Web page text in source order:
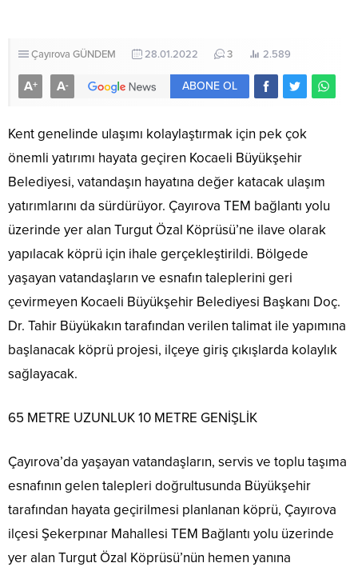
Çayırova GÜNDEM 28.01.2022 3 2.589
A+ A- ABONE OL
Kent genelinde ulaşımı kolaylaştırmak için pek çok
önemli yatırımı hayata geçiren Kocaeli Büyükşehir
Belediyesi, vatandaşın hayatına değer katacak ulaşım
yatırımlarını da sürdürüyor. Çayırova TEM bağlantı yolu
üzerinde yer alan Turgut Özal Köprüsü’ne ilave olarak
yapılacak köprü için ihale gerçekleştirildi. Bölgede
yaşayan vatandaşların ve esnafın taleplerini geri
çevirmeyen Kocaeli Büyükşehir Belediyesi Başkanı Doç.
Dr. Tahir Büyükakın tarafından verilen talimat ile yapımına
başlanacak köprü projesi, ilçeye giriş çıkışlarda kolaylık
sağlayacak.
65 METRE UZUNLUK 10 METRE GENİŞLİK
Çayırova’da yaşayan vatandaşların, servis ve toplu taşıma
esnafının gelen talepleri doğrultusunda Büyükşehir
tarafından hayata geçirilmesi planlanan köprü, Çayırova
ilçesi Şekerpınar Mahallesi TEM Bağlantı yolu üzerinde
yer alan Turgut Özal Köprüsü’nün hemen yanına